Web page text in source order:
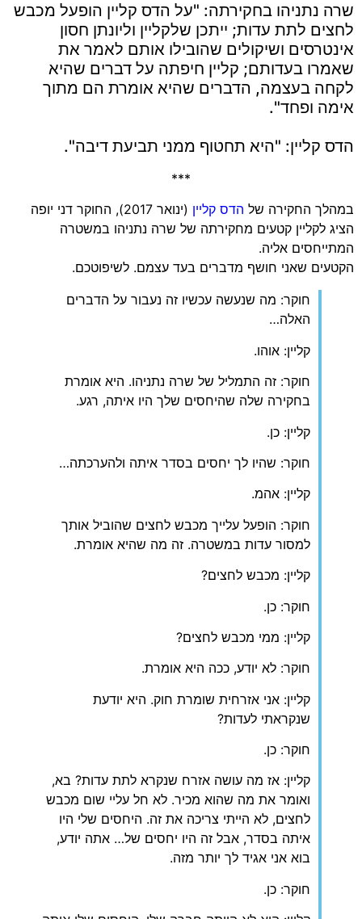
שרה נתניהו בחקירתה: "על הדס קליין הופעל מכבש
לחצים לתת עדות; ייתכן שלקליין וליונתן חסון
אינטרסים ושיקולים שהובילו אותם לאמר את
שאמרו בעדותם; קליין חיפתה על דברים שהיא
לקחה בעצמה, הדברים שהיא אומרת הם מתוך
אימה ופחד".
הדס קליין: "היא תחטוף ממני תביעת דיבה".
***
במהלך החקירה של הדס קליין
(ינואר 2017), החוקר דני יופה
הציג לקליין קטעים מחקירתה של שרה נתניהו במשטרה
המתייחסים אליה.
הקטעים שאני חושף מדברים בעד עצמם. לשיפוטכם.
חוקר: מה שנעשה עכשיו זה נעבור על הדברים
האלה…
קליין: אוהו.
חוקר: זה התמליל של שרה נתניהו. היא אומרת
בחקירה שלה שהיחסים שלך היו איתה, רגע.
קליין: כן.
חוקר: שהיו לך יחסים בסדר איתה ולהערכתה…
קליין: אהמ.
חוקר: הופעל עלייך מכבש לחצים שהוביל אותך
למסור עדות במשטרה. זה מה שהיא אומרת.
קליין: מכבש לחצים?
חוקר: כן.
קליין: ממי מכבש לחצים?
חוקר: לא יודע, ככה היא אומרת.
קליין: אני אזרחית שומרת חוק. היא יודעת
שנקראתי לעדות?
חוקר: כן.
קליין: אז מה עושה אזרח שנקרא לתת עדות? בא,
ואומר את מה שהוא מכיר. לא חל עליי שום מכבש
לחצים, לא הייתי צריכה את זה. היחסים שלי היו
איתה בסדר, אבל זה היו יחסים של… אתה יודע,
בוא אני אגיד לך יותר מזה.
חוקר: כן.